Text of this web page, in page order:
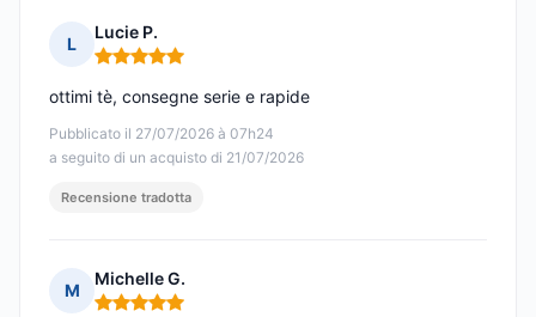
L
Lucie P.
Nota: 5 su 5
Pubblicato il 27/07/2026 à 07h24
a seguito di un acquisto di 21/07/2026
ottimi tè, consegne serie e rapide
Recensione tradotta
M
Michelle G.
Nota: 5 su 5